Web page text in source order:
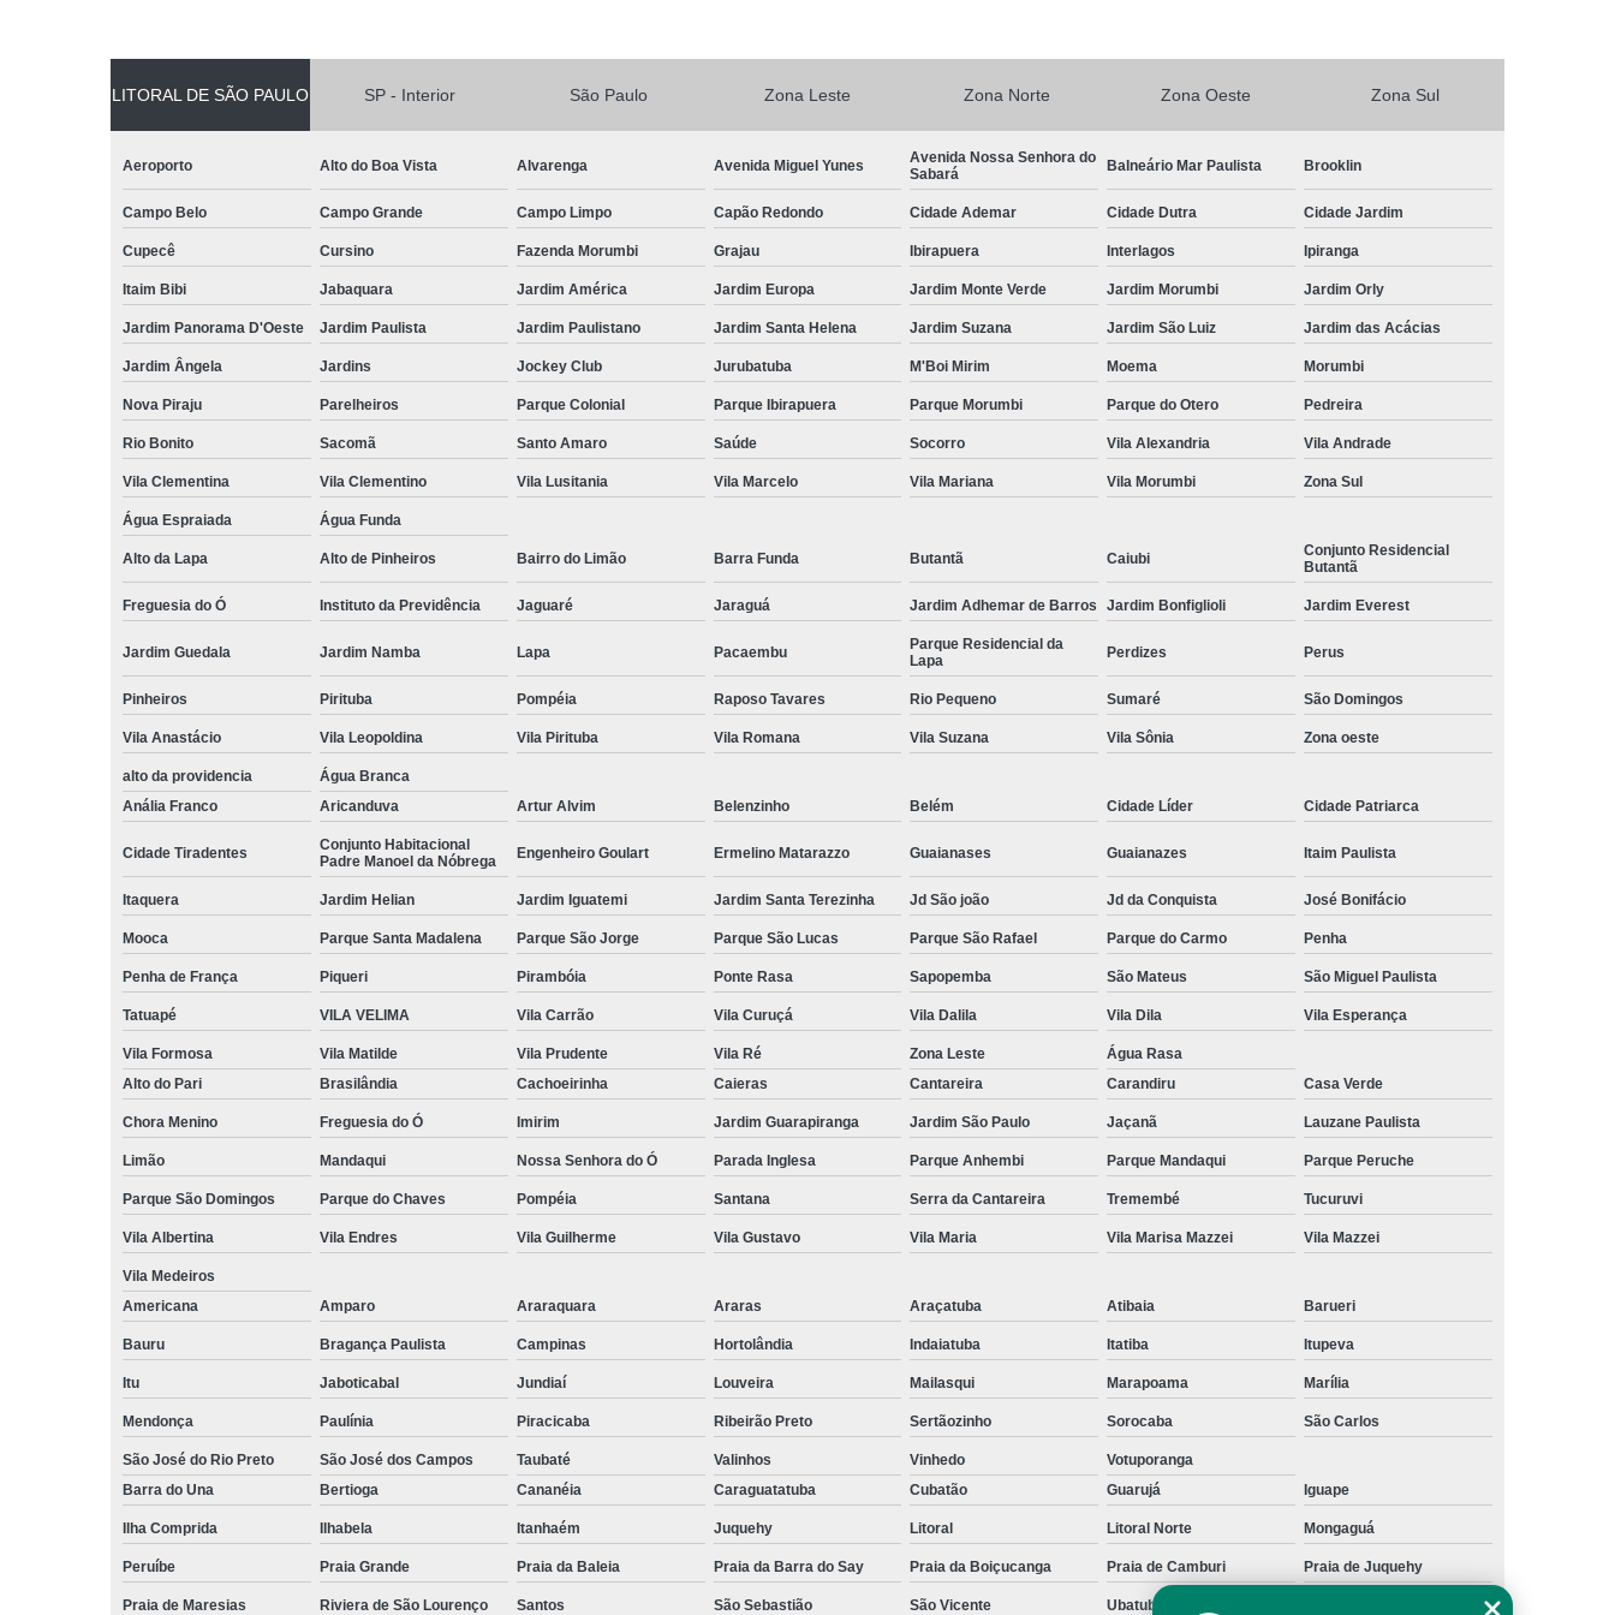
Central de Comando Eletrônico para Deficiente
Central de Multimídia
Central Multimídia
Central Multimídia Adaptada
Central Multimídia Android
Central Multimídia com Gps
Central Multimídia com Tv
Central Multimídia de Pcd
Central Multimídia para Pcd
Central Multimídia Pcd
Central Multimídia Pioneer
Central Multimídia Retrátil
Central Multimídia Universal
Central de Comando Eletrônica Volante Pcd
Comando com Pomo Eletrônico para o Volante Pcd
Comando de Painel ao Volante Pcd
Comando Elétrico Volante para Deficiente Físico
Comando Elétrico Volante para Pcd
Comando Elétrico Volante Pcd
Comando Pcd Volante
Comando Volante para Pcd
Comando Volante Pcd
Comprar Kit Acelerador e Freio Eletrônico Adaptação
Comprar Kit Acelerador e Freio Eletrônico Adaptação de Deficientes
Comprar Kit Acelerador e Freio Eletrônico Adaptação de Deficientes Físicos
Comprar Kit Acelerador e Freio Eletrônico Adaptação Pcd
Comprar Kit Acelerador e Freio Eletrônico Adaptado
Comprar Kit Acelerador e Freio Eletrônico de Adaptação
Comprar Kit Acelerador e Freio Eletrônico para Adaptação
Comprar Kit Acelerador e Freio Eletrônico para Adaptação de Deficientes
Comprar Kit Acelerador e Freio Universal para Deficientes
Embreagem Eletrônica
Embreagem Eletrônica Adaptada
Embreagem Eletrônica Adaptada para Deficiente
Embreagem Eletrônica Adaptada para Deficiente Físico
Embreagem Eletrônica Deficiente
Embreagem Eletrônica para Cadeirante
Embreagem Eletrônica para Deficiente
Embreagem Eletrônica para Deficientes Físicos
Embreagem Eletrônica Progressiva
Embreagem Eletrônica sob Medida para Deficiente
Kit Acelerador e Freio Manual 90 Graus Modelo Adaptação
Kit Acelerador e Freio Manual Adaptação
Kit Acelerador e Freio Manual Adaptação de Deficientes
Kit Acelerador e Freio Manual Adaptação de Deficientes Físicos
Kit Acelerador e Freio Manual Adaptação Deficientes Físicos
Kit Acelerador e Freio Manual Adaptação Pcd
Kit Acelerador e Freio Manual de Adaptação
Kit Acelerador e Freio Manual para Adaptação
Kit Acelerador e Freio Manual para Adaptação de Deficientes
LITORAL DE SÃO PAULO SP - Interior São Paulo Zona Leste Zona Norte Zona Oeste Zona Sul
Aeroporto Alto do Boa Vista Alvarenga Avenida Miguel Yunes
Avenida Nossa Senhora do
Sabará
Balneário Mar Paulista Brooklin
Campo Belo Campo Grande Campo Limpo Capão Redondo Cidade Ademar Cidade Dutra Cidade Jardim
Cupecê Cursino Fazenda Morumbi Grajau Ibirapuera Interlagos Ipiranga
Itaim Bibi Jabaquara Jardim América Jardim Europa Jardim Monte Verde Jardim Morumbi Jardim Orly
Jardim Panorama D'Oeste Jardim Paulista Jardim Paulistano Jardim Santa Helena Jardim Suzana Jardim São Luiz Jardim das Acácias
Jardim Ângela Jardins Jockey Club Jurubatuba M'Boi Mirim Moema Morumbi
Nova Piraju Parelheiros Parque Colonial Parque Ibirapuera Parque Morumbi Parque do Otero Pedreira
Rio Bonito Sacomã Santo Amaro Saúde Socorro Vila Alexandria Vila Andrade
Vila Clementina Vila Clementino Vila Lusitania Vila Marcelo Vila Mariana Vila Morumbi Zona Sul
Água Espraiada Água Funda
Alto da Lapa Alto de Pinheiros Bairro do Limão Barra Funda Butantã Caiubi
Conjunto Residencial
Butantã
Freguesia do Ó Instituto da Previdência Jaguaré Jaraguá Jardim Adhemar de Barros Jardim Bonfiglioli Jardim Everest
Jardim Guedala Jardim Namba Lapa Pacaembu
Parque Residencial da
Lapa
Perdizes Perus
Pinheiros Pirituba Pompéia Raposo Tavares Rio Pequeno Sumaré São Domingos
Vila Anastácio Vila Leopoldina Vila Pirituba Vila Romana Vila Suzana Vila Sônia Zona oeste
alto da providencia
Água Branca
Anália Franco
Aricanduva Artur Alvim Belenzinho Belém Cidade Líder Cidade Patriarca
Cidade Tiradentes
Conjunto Habitacional
Padre Manoel da Nóbrega
Engenheiro Goulart Ermelino Matarazzo Guaianases Guaianazes Itaim Paulista
Itaquera Jardim Helian Jardim Iguatemi Jardim Santa Terezinha Jd São joão Jd da Conquista José Bonifácio
Mooca Parque Santa Madalena Parque São Jorge Parque São Lucas Parque São Rafael Parque do Carmo Penha
Penha de França Piqueri Pirambóia Ponte Rasa Sapopemba São Mateus São Miguel Paulista
Tatuapé VILA VELIMA Vila Carrão Vila Curuçá Vila Dalila Vila Dila Vila Esperança
Vila Formosa Vila Matilde Vila Prudente Vila Ré Zona Leste
Água Rasa
Alto do Pari
Brasilândia Cachoeirinha Caieras Cantareira Carandiru Casa Verde
Chora Menino Freguesia do Ó Imirim Jardim Guarapiranga Jardim São Paulo Jaçanã Lauzane Paulista
Limão Mandaqui Nossa Senhora do Ó Parada Inglesa Parque Anhembi Parque Mandaqui Parque Peruche
Parque São Domingos Parque do Chaves Pompéia Santana Serra da Cantareira Tremembé Tucuruvi
Vila Albertina Vila Endres Vila Guilherme Vila Gustavo Vila Maria Vila Marisa Mazzei Vila Mazzei
Vila Medeiros
Americana
Amparo Araraquara Araras Araçatuba Atibaia Barueri
Bauru Bragança Paulista Campinas Hortolândia Indaiatuba Itatiba Itupeva
Itu Jaboticabal Jundiaí Louveira Mailasqui Marapoama Marília
Mendonça Paulínia Piracicaba Ribeirão Preto Sertãozinho Sorocaba São Carlos
São José do Rio Preto São José dos Campos Taubaté Valinhos Vinhedo
Votuporanga
Barra do Una
Bertioga Cananéia Caraguatatuba Cubatão Guarujá Iguape
Ilha Comprida Ilhabela Itanhaém Juquehy Litoral Litoral Norte Mongaguá
Peruíbe Praia Grande Praia da Baleia Praia da Barra do Say Praia da Boiçucanga Praia de Camburi Praia de Juquehy
Praia de Maresias Riviera de São Lourenço Santos São Sebastião São Vicente Ubatuba